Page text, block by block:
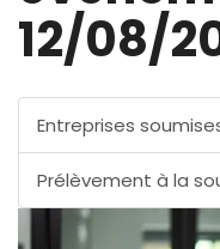
12/08/
Entreprises
Prélèvement à la